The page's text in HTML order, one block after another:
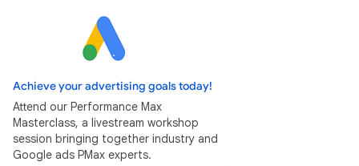
Achieve your advertising goals today!
Attend our Performance Max
Masterclass, a livestream workshop
session bringing together industry and
Google ads PMax experts.